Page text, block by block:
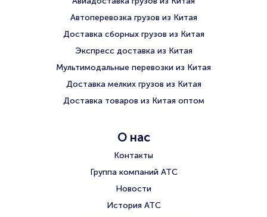
Автоперевозка грузов из Китая
Доставка сборных грузов из Китая
Экспресс доставка из Китая
Мультимодальные перевозки из Китая
Доставка мелких грузов из Китая
Доставка товаров из Китая оптом
О нас
Контакты
Группа компаний АТС
Новости
История АТС